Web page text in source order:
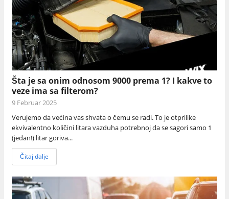
Šta je sa onim odnosom 9000 prema 1? I kakve to
veze ima sa filterom?
9 Februar 2025
Verujemo da većina vas shvata o čemu se radi. To je otprilike
ekvivalentno količini litara vazduha potrebnoj da se sagori samo 1
(jedan!) litar goriva...
Čitaj dalje